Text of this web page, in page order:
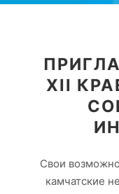
XII
Свои
камчатские